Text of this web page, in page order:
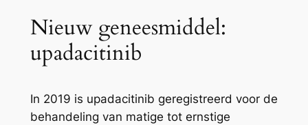
Nieuw geneesmiddel:
upadacitinib
In 2019 is upadacitinib geregistreerd voor de
behandeling van matige tot ernstige